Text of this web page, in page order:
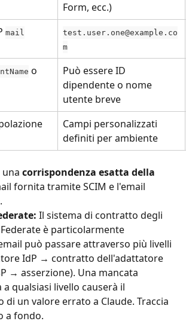
Form, ecc.)
mail
test.user.one@example.co
m
o
Può essere ID
dipendente o nome
utente breve
Campi personalizzati
definiti per ambiente
una corrispondenza esatta della
fornita tramite SCIM e l'email
Il sistema di contratto degli
è particolarmente
può passare attraverso più livelli
IdP → contratto dell'adattatore
→ asserzione). Una mancata
qualsiasi livello causerà il
un valore errato a Claude. Traccia
a fondo.